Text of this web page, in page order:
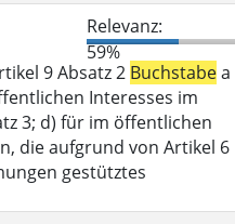
Relevanz:
59%
9 Absatz 2 Buchstabea
Interesses im
3; d) für im öffentlichen
die aufgrund von Artikel 6
gestütztes